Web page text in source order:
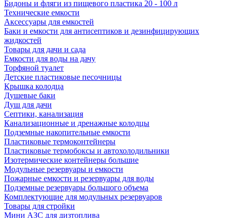
Бидоны и фляги из пищевого пластика 20 - 100 л
Технические емкости
Аксессуары для емкостей
Баки и емкости для антисептиков и дезинфицирующих
жидкостей
Товары для дачи и сада
Емкости для воды на дачу
Торфяной туалет
Детские пластиковые песочницы
Крышка колодца
Душевые баки
Душ для дачи
Септики, канализация
Канализационные и дренажные колодцы
Подземные накопительные емкости
Пластиковые термоконтейнеры
Пластиковые термобоксы и автохолодильники
Изотермические контейнеры большие
Модульные резервуары и емкости
Пожарные емкости и резервуары для воды
Подземные резервуары большого объема
Комплектующие для модульных резервуаров
Товары для стройки
Мини АЗС для дизтоплива